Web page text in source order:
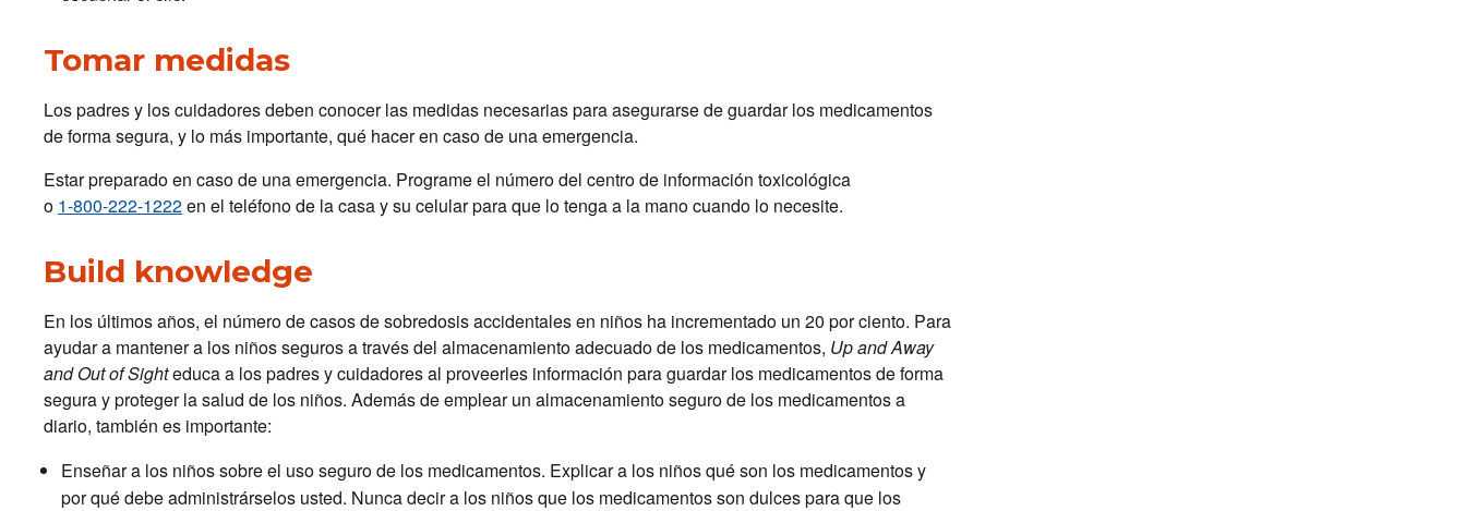
Tomar medidas
Los padres y los cuidadores deben conocer las medidas necesarias para asegurarse de guardar los medicamentos
de forma segura, y lo más importante, qué hacer en caso de una emergencia.
Estar preparado en caso de una emergencia. Programe el número del centro de información toxicológica
o 1-800-222-1222en el teléfono de la casa y su celular para que lo tenga a la mano cuando lo necesite.
Build knowledge
En los últimos años, el número de casos de sobredosis accidentales en niños ha incrementado un 20 por ciento. Para
ayudar a mantener a los niños seguros a través del almacenamiento adecuado de los medicamentos, Up and Away
and Out of Sighteduca a los padres y cuidadores al proveerles información para guardar los medicamentos de forma
segura y proteger la salud de los niños. Además de emplear un almacenamiento seguro de los medicamentos a
diario, también es importante:
Enseñar a los niños sobre el uso seguro de los medicamentos. Explicar a los niños qué son los medicamentos y
por qué debe administrárselos usted. Nunca decir a los niños que los medicamentos son dulces para que los